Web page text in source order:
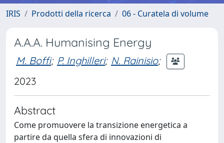
IRIS Prodotti della ricerca 06 - Curatela di volume
A.A.A. Humanising Energy
M. Boffi; P. Inghilleri; N. Rainisio;
2023
Abstract
Come promuovere la transizione energetica a
partire da quella sfera di innovazioni di